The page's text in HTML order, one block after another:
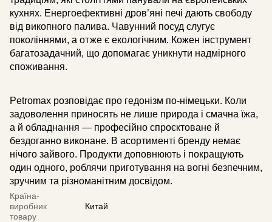
кухнях. Енергоефективні дров’яні печі дають свободу
від викопного палива. Чавунний посуд слугує
поколіннями, а отже є екологічним. Кожен інструмент
багатозадачний, що допомагає уникнути надмірного
споживання.
Petromax розповідає про гедонізм по-німецьки. Коли
задоволення приносять не лише природа і смачна їжа,
а й обладнання — професійно спроєктоване й
бездоганно виконане. В асортименті бренду немає
нічого зайвого. Продукти доповнюють і покращують
один одного, роблячи приготування на вогні безпечним,
зручним та різноманітним досвідом.
Країна-
виробник
товару
Китай